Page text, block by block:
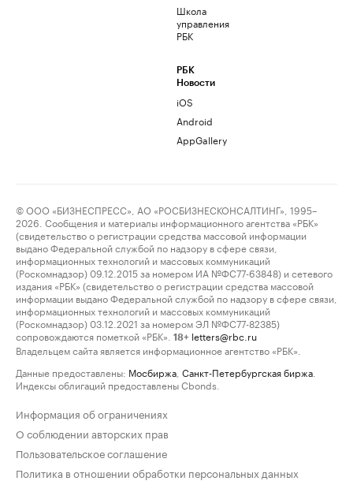
Школа
управления
РБК
РБК
Новости
iOS
Android
AppGallery
© ООО «БИЗНЕСПРЕСС», АО «РОСБИЗНЕСКОНСАЛТИНГ», 1995–
2026. Сообщения и материалы информационного агентства «РБК»
(свидетельство о регистрации средства массовой информации
выдано Федеральной службой по надзору в сфере связи,
информационных технологий и массовых коммуникаций
(Роскомнадзор) 09.12.2015 за номером ИА №ФС77-63848) и сетевого
издания «РБК» (свидетельство о регистрации средства массовой
информации выдано Федеральной службой по надзору в сфере связи,
информационных технологий и массовых коммуникаций
(Роскомнадзор) 03.12.2021 за номером ЭЛ №ФС77-82385)
сопровождаются пометкой «РБК».
18+ letters@rbc.ru
Владельцем сайта является информационное агентство «РБК».
Данные предоставлены: Мосбиржа Санкт-Петербургская биржа
Индексы облигаций предоставлены Cbonds.
Информация об ограничениях
О соблюдении авторских прав
Пользовательское соглашение
Политика в отношении обработки персональных данных